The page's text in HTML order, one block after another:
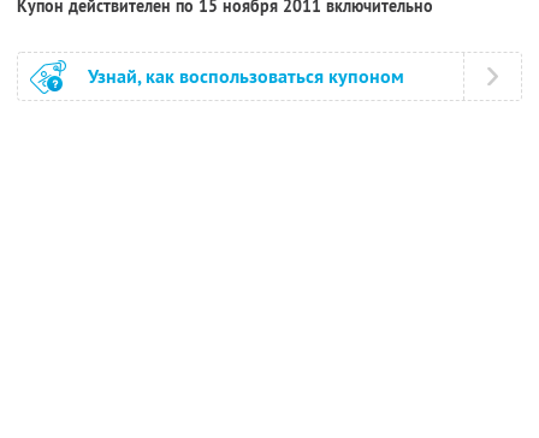
Купон действителен по 15 ноября 2011 включительно
Узнай, как воспользоваться купоном